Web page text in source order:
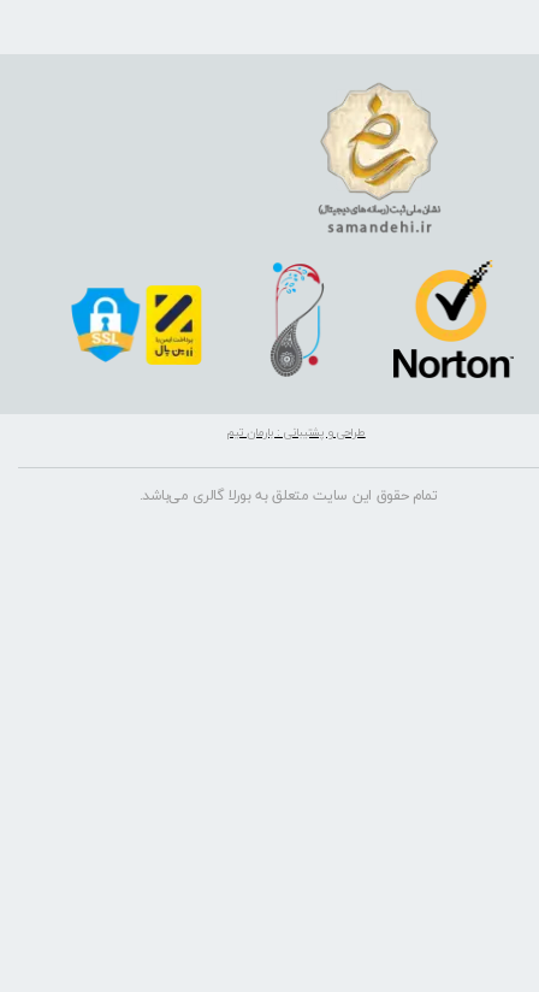
تمام حقوق این سایت متعلق به بورلا گالری می‌باشد.
طراحی و پشتیبانی : بارمان تیم